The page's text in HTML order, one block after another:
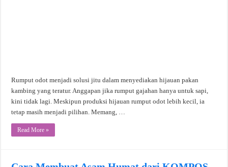
Rumput odot menjadi solusi jitu dalam menyediakan hijauan pakan
kambing yang teratur. Anggapan jika rumput gajahan hanya untuk sapi,
kini tidak lagi. Meskipun produksi hijauan rumput odot lebih kecil, ia
tetap masih menjadi pilihan. Memang, …
Read More »